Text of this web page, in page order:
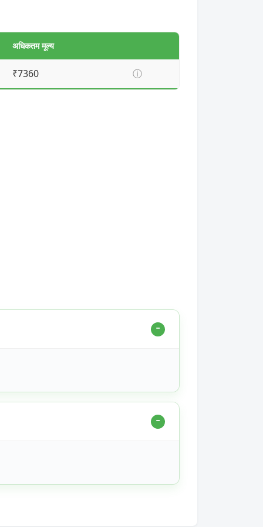
अधिकतम मूल्य
₹7360 ⓘ